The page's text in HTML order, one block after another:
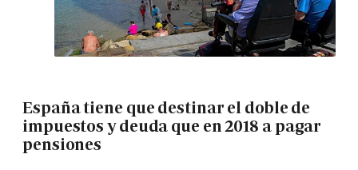
España tiene que destinar el doble de
impuestos y deuda que en 2018 a pagar
pensiones